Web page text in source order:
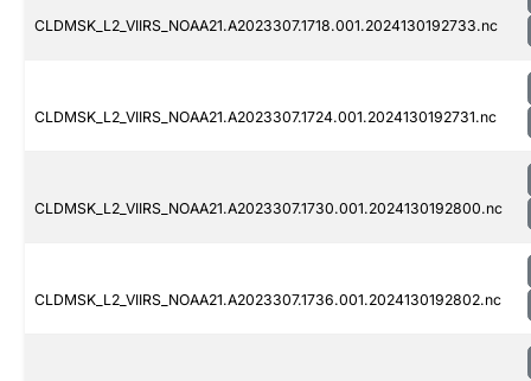
CLDMSK_L2_VIIRS_NOAA21.A2023307.1718.001.2024130192733.nc
CLDMSK_L2_VIIRS_NOAA21.A2023307.1724.001.2024130192731.nc
CLDMSK_L2_VIIRS_NOAA21.A2023307.1730.001.2024130192800.nc
CLDMSK_L2_VIIRS_NOAA21.A2023307.1736.001.2024130192802.nc